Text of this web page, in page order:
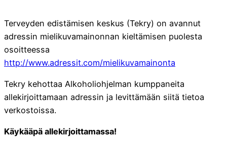
Terveyden edistämisen keskus (Tekry) on avannut
adressin mielikuvamainonnan kieltämisen puolesta
osoitteessa
http://www.adressit.com/mielikuvamainonta
Tekry kehottaa Alkoholiohjelman kumppaneita
allekirjoittamaan adressin ja levittämään siitä tietoa
verkostoissa.
Käykääpä allekirjoittamassa!